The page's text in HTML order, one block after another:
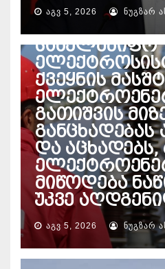
ᲐᲒᲕ 5, 2026 ᲜᲣᲒᲖᲐᲠ
ᲔᲜᲔᲠᲒᲔᲢᲘᲙᲐ
საქართველოს
სახელმწიფო
ქვეყნის
გათიშვის
და
მიწოდება
უკვე
ᲐᲒᲕ 5, 2026 ᲜᲣᲒᲖᲐᲠ